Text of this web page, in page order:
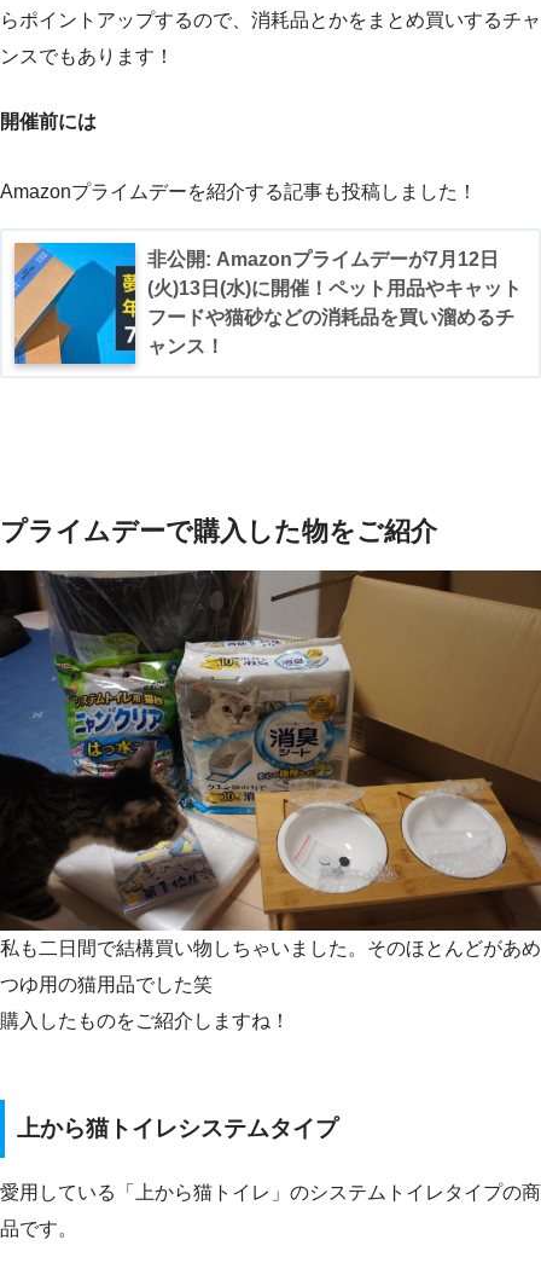
らポイントアップするので、消耗品とかをまとめ買いするチャ
ンスでもあります！
開催前には
Amazonプライムデーを紹介する記事も投稿しました！
非公開: Amazonプライムデーが7月12日
(火)13日(水)に開催！ペット用品やキャット
フードや猫砂などの消耗品を買い溜めるチ
ャンス！
プライムデーで購入した物をご紹介
私も二日間で結構買い物しちゃいました。そのほとんどがあめ
つゆ用の猫用品でした笑
購入したものをご紹介しますね！
上から猫トイレシステムタイプ
愛用している「上から猫トイレ」のシステムトイレタイプの商
品です。